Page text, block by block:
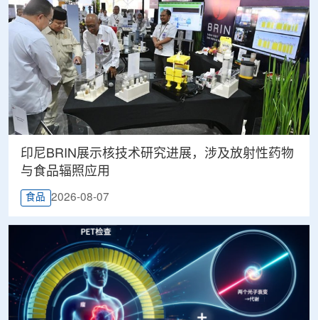
印尼BRIN展示核技术研究进展，涉及放射性药物
与食品辐照应用
食品 2026-08-07